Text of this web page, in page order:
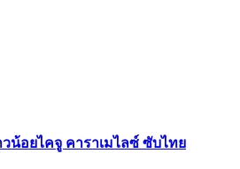
วน้อยไคจู คาราเมไลซ์ ซับไทย